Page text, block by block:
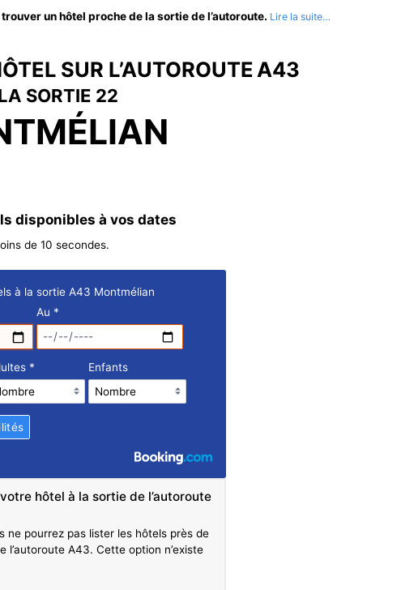
un hôtel proche de la sortie de l’autoroute.
SUR L’AUTOROUTE A43
SORTIE 22
disponibles à vos dates
de 10 secondes.
à la sortie A43 Montmélian
Au *
* Enfants
hôtel à la sortie de l’autoroute
ne pourrez pas lister les hôtels près de
l’autoroute A43. Cette option n’existe